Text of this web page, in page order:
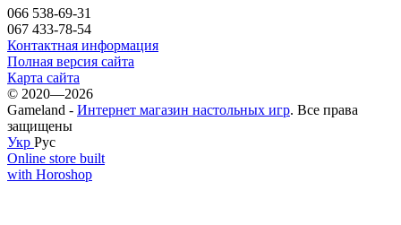
066 538-69-31
067 433-78-54
Контактная информация
Полная версия сайта
Карта сайта
© 2020—2026
Gameland - Интернет магазин настольных игр. Все права
защищены
Укр Рус
Online store built
with Horoshop